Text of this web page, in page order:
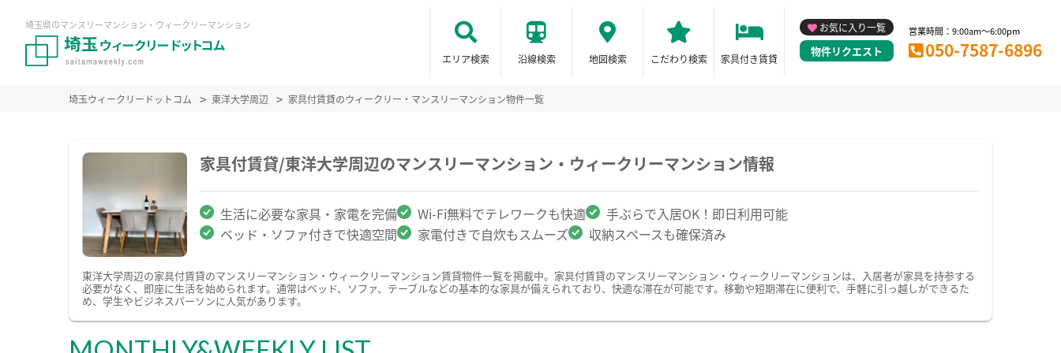
埼玉県のマンスリーマンション・ウィークリーマンション
エリア検索 沿線検索 地図検索 こだわり検索 家具付き賃貸
お気に入り一覧
物件リクエスト
営業時間：9:00am～6:00pm
050-7587-6896
埼玉ウィークリードットコム 東洋大学周辺 家具付賃貸のウィークリー・マンスリーマンション物件一覧
家具付賃貸/東洋大学周辺のマンスリーマンション・ウィークリーマンション情報
生活に必要な家具・家電を完備 Wi-Fi無料でテレワークも快適
手ぶらで入居OK！即日利用可能
ベッド・ソファ付きで快適空間
家電付きで自炊もスムーズ 収納スペースも確保済み
東洋大学周辺の家具付賃貸のマンスリーマンション・ウィークリーマンション賃貸物件一覧を掲載中。家具付賃貸のマンスリーマンション・ウィークリーマンションは、入居者が家具を持参する
必要がなく、即座に生活を始められます。通常はベッド、ソファ、テーブルなどの基本的な家具が備えられており、快適な滞在が可能です。移動や短期滞在に便利で、手軽に引っ越しができるた
め、学生やビジネスパーソンに人気があります。